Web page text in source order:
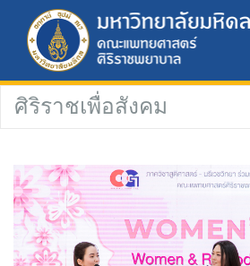
ศิริราชเพื่อสังคม